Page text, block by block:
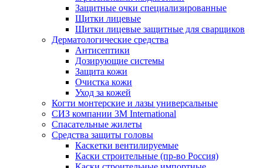
Защитные очки специализированные
Щитки лицевые
Щитки лицевые защитные для сварщиков
Дерматологические средства
Антисептики
Дозирующие системы
Защита кожи
Очистка кожи
Уход за кожей
Когти монтерские и лазы универсальные
СИЗ компании 3М International
Спасательные жилеты
Средства защиты головы
Каскетки вентилируемые
Каски строительные (пр-во Россия)